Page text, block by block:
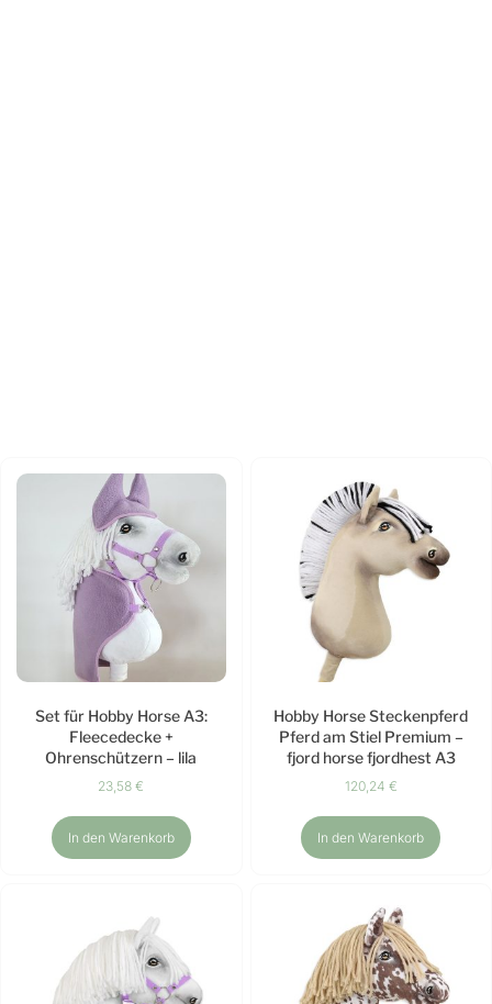
Set für Hobby Horse A3:
Fleecedecke +
Ohrenschützern – lila
23,58€
In den Warenkorb
Hobby Horse Steckenpferd
Pferd am Stiel Premium –
fjord horse fjordhest A3
120,24 €
In den Warenkorb